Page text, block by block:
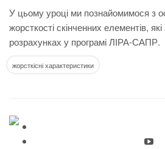
У цьому уроці ми познайомимося з
жорсткості скінченних елементів,
розрахунках у програмі ЛІРА-САПР.
жорсткісні характеристики